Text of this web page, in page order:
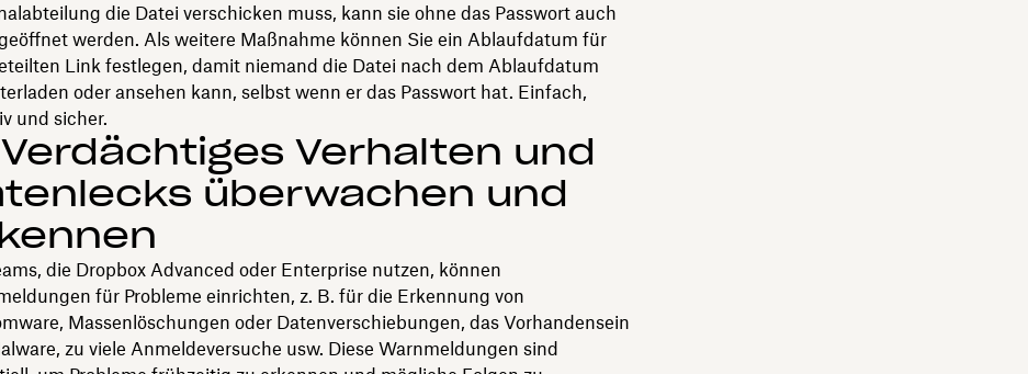
die Datei verschicken muss, kann sie ohne das Passwort auch
werden. Als weitere Maßnahme können Sie ein Ablaufdatum für
Link festlegen, damit niemand die Datei nach dem Ablaufdatum
oder ansehen kann, selbst wenn er das Passwort hat. Einfach,
und sicher.
Verhalten und
überwachen und
die Dropbox Advanced oder Enterprise nutzen, können
für Probleme einrichten, z. B. für die Erkennung von
Massenlöschungen oder Datenverschiebungen, das Vorhandensein
zu viele Anmeldeversuche usw. Diese Warnmeldungen sind